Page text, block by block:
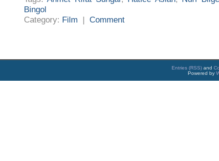
Bingol
Category: Film | Comment
Entries (RSS) and
Powered by